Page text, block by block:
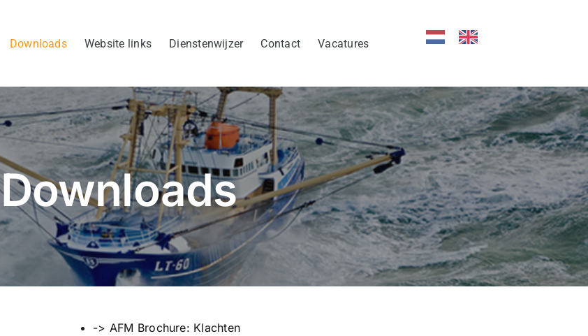
Downloads Website links Dienstenwijzer Contact Vacatures
Downloads
-> AFM Brochure: Klachten